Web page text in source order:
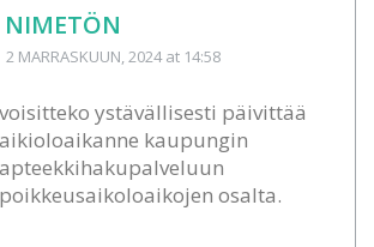
NIMETÖN
2 MARRASKUUN, 2024at 14:58
voisitteko ystävällisesti päivittää
aikioloaikanne kaupungin
apteekkihakupalveluun
poikkeusaikoloaikojen osalta.